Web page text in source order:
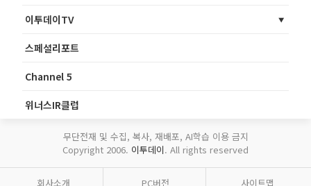
이투데이TV
스페셜리포트
Channel 5
위너스IR클럽
무단전재 및 수집, 복사, 재배포, AI학습 이용 금지
Copyright 2006. 이투데이. All rights reserved
회사소개 PC버전 사이트맵